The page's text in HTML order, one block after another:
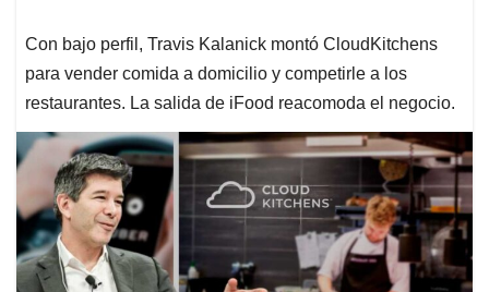
Con bajo perfil, Travis Kalanick montó CloudKitchens
para vender comida a domicilio y competirle a los
restaurantes. La salida de iFood reacomoda el negocio.